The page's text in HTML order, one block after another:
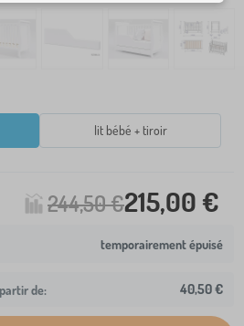
lit bébé + tiroir
244,50 €215,00 €
temporairement épuisé
de: 40,50 €